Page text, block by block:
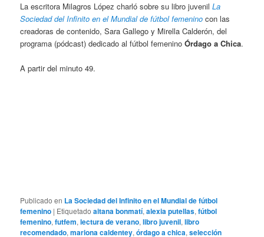
La escritora Milagros López charló sobre su libro juvenilLa
Sociedad del Infinito en el Mundial de fútbol femenino con las
creadoras de contenido, Sara Gallego y Mirella Calderón, del
programa (pódcast) dedicado al fútbol femeninoÓrdago a Chica.
A partir del minuto 49.
Publicado en La Sociedad del Infinito en el Mundial de fútbol
femenino | Etiquetado aitana bonmatí,alexia putellas,fútbol
femenino,futfem,lectura de verano,libro juvenil,libro
recomendado,mariona caldentey,órdago a chica,selección